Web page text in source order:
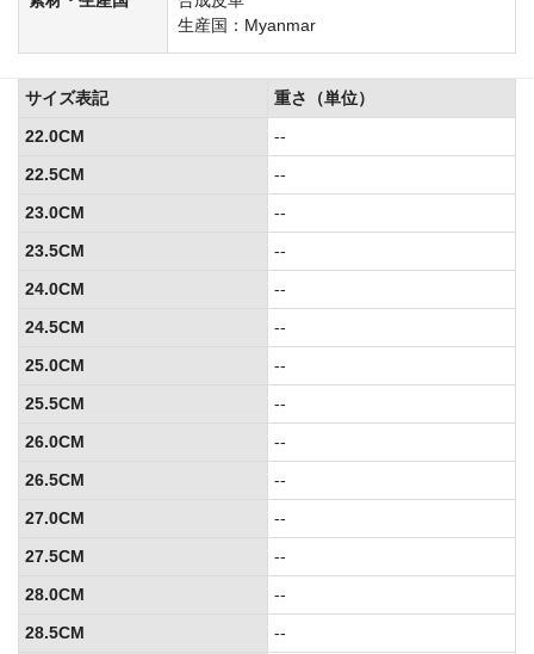
生産国：Myanmar
サイズ表記
重さ（単位）
22.0CM
--
22.5CM
--
23.0CM
--
23.5CM
--
24.0CM
--
24.5CM
--
25.0CM
--
25.5CM
--
26.0CM
--
26.5CM
--
27.0CM
--
27.5CM
--
28.0CM
--
28.5CM
--